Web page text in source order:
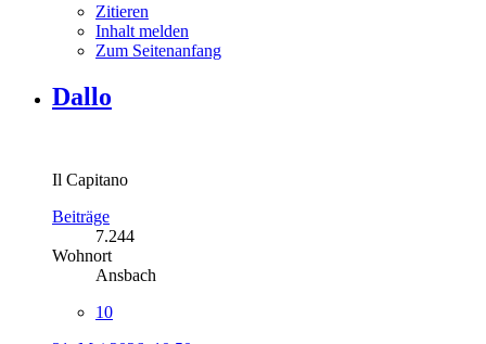
Zitieren
Inhalt melden
Zum Seitenanfang
Dallo
Il Capitano
Beiträge
7.244
Wohnort
Ansbach
10